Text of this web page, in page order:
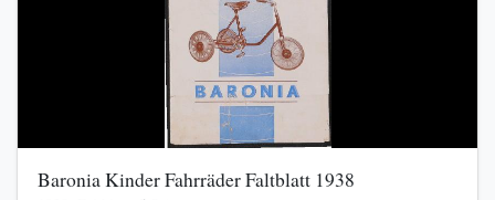
Baronia Kinder Fahrräder Faltblatt 1938